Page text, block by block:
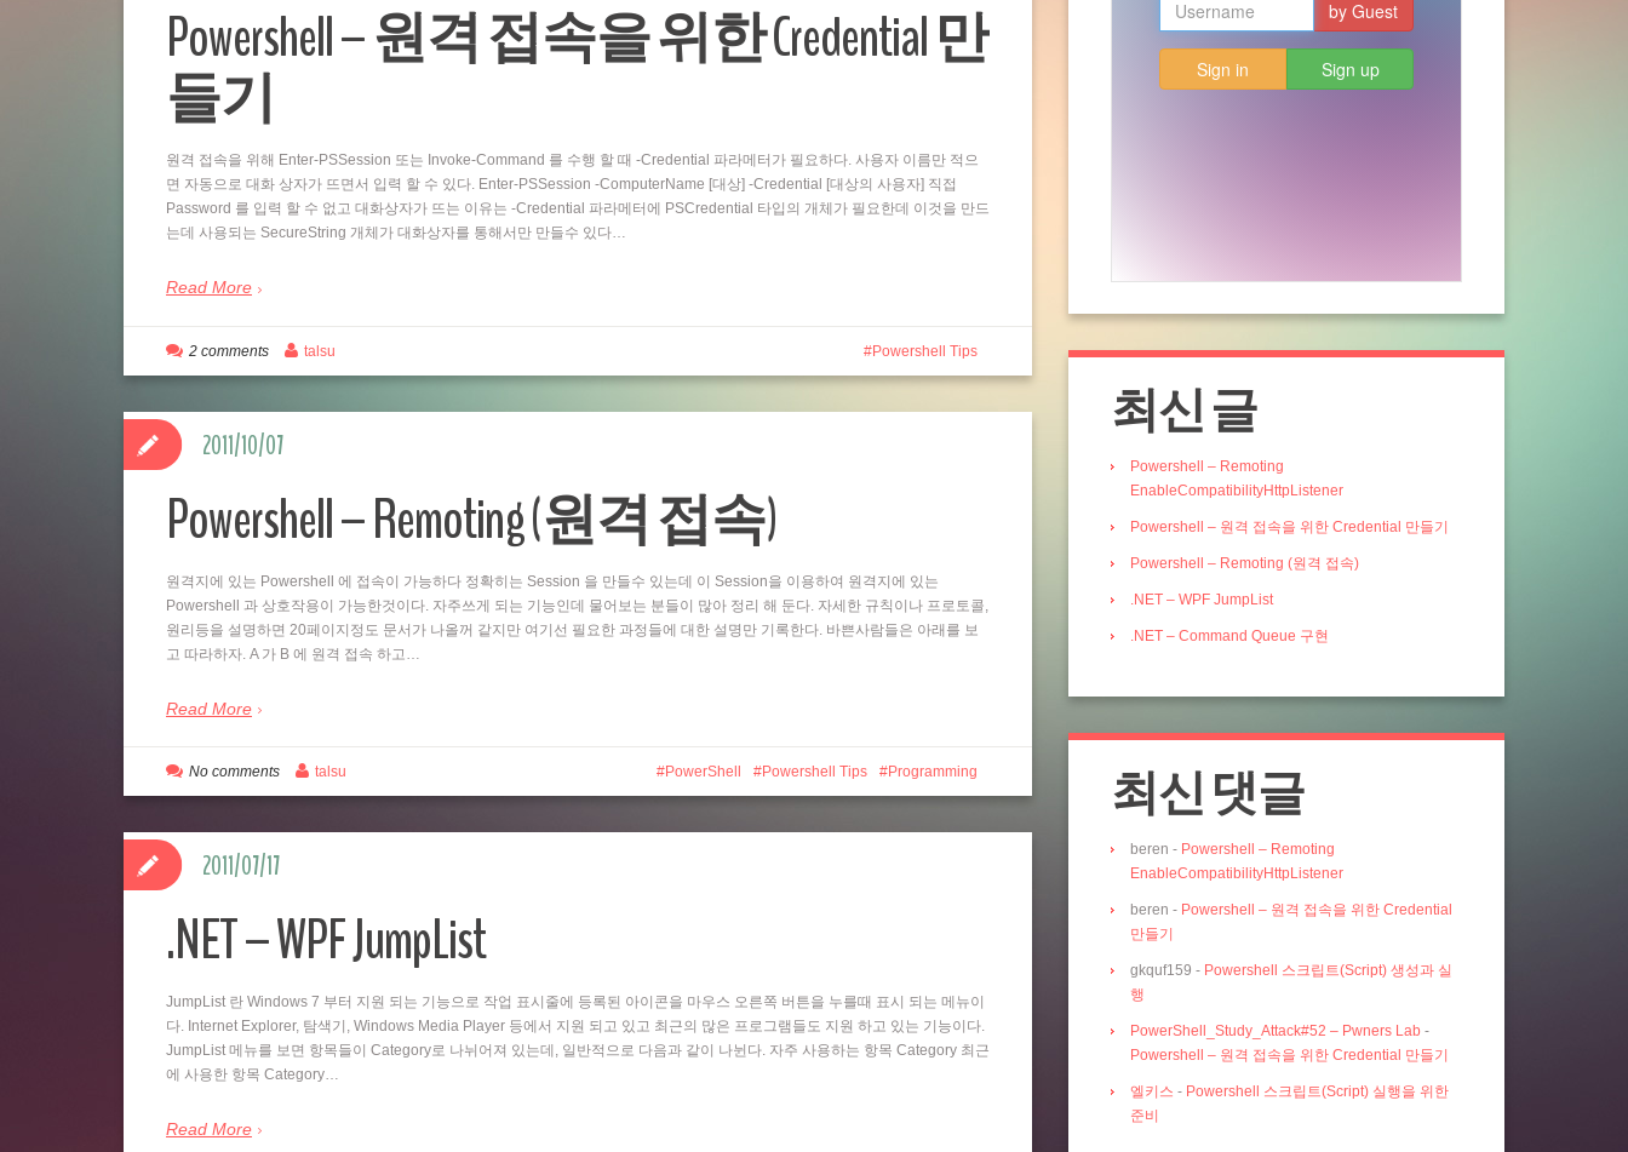
Powershell – 원격 접속을 위한 Credential 만
들기
원격 접속을 위해 Enter-PSSession 또는 Invoke-Command 를 수행 할 때 -Credential 파라메터가 필요하다. 사용자 이름만 적으
면 자동으로 대화 상자가 뜨면서 입력 할 수 있다. Enter-PSSession -ComputerName [대상] -Credential [대상의 사용자] 직접
Password 를 입력 할 수 없고 대화상자가 뜨는 이유는 -Credential 파라메터에 PSCredential 타입의 개체가 필요한데 이것을 만드
는데 사용되는 SecureString 개체가 대화상자를 통해서만 만들수 있다…
Read More
Powershell Tips
2 comments talsu
Powershell – Remoting (원격 접속)
원격지에 있는 Powershell 에 접속이 가능하다 정확히는 Session 을 만들수 있는데 이 Session을 이용하여 원격지에 있는
Powershell 과 상호작용이 가능한것이다. 자주쓰게 되는 기능인데 물어보는 분들이 많아 정리 해 둔다. 자세한 규칙이나 프로토콜,
원리등을 설명하면 20페이지정도 문서가 나올꺼 같지만 여기선 필요한 과정들에 대한 설명만 기록한다. 바쁜사람들은 아래를 보
고 따라하자. A 가 B 에 원격 접속 하고…
Read More
2011/10/07
PowerShell Powershell Tips Programming
No comments talsu
.NET – WPF JumpList
JumpList 란 Windows 7 부터 지원 되는 기능으로 작업 표시줄에 등록된 아이콘을 마우스 오른쪽 버튼을 누를때 표시 되는 메뉴이
다. Internet Explorer, 탐색기, Windows Media Player 등에서 지원 되고 있고 최근의 많은 프로그램들도 지원 하고 있는 기능이다.
JumpList 메뉴를 보면 항목들이 Category로 나뉘어져 있는데, 일반적으로 다음과 같이 나뉜다. 자주 사용하는 항목 Category 최근
에 사용한 항목 Category…
Read More
2011/07/17
최신 글
Powershell – Remoting
EnableCompatibilityHttpListener
Powershell – 원격 접속을 위한 Credential 만들기
Powershell – Remoting (원격 접속)
.NET – WPF JumpList
.NET – Command Queue 구현
최신 댓글
beren - Powershell – Remoting
EnableCompatibilityHttpListener
beren - Powershell – 원격 접속을 위한 Credential
만들기
gkquf159 - Powershell 스크립트(Script) 생성과 실
행
PowerShell_Study_Attack#52 – Pwners Lab -
Powershell – 원격 접속을 위한 Credential 만들기
엘키스 - Powershell 스크립트(Script) 실행을 위한
준비